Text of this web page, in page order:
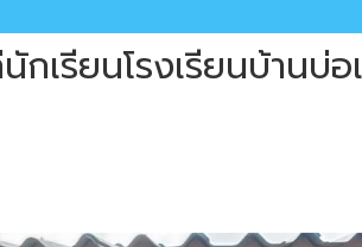
เรียนโรงเรียนบ้านบ่